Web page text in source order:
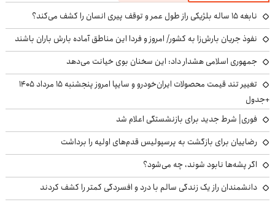
نابغه ۱۵ ساله بلژیکی راز طول عمر و توقف پیری انسان را کشف می‌کند؟
نفوذ جریان بارش‌زا به کشور/ امروز و فردا این مناطق آماده بارش باران باشند
جمهوری اسلامی هشدار داد: این سخنان بوی خیانت می‌دهد
تغییر تند قیمت محصولات ایران‌خودرو و سایپا امروز پنجشنبه ۱۵ مرداد ۱۴۰۵
+جدول
فوری| شرط جدید برای بازنشستگی اعلام شد
رضاییان برای بازگشت به پرسپولیس قدم‌های اولیه را برداشت
اگر پشه‌ها نابود شوند، چه می‌شود؟
دانشمندان راز یک زندگی سالم با درد و افسردگی کمتر را کشف کردند